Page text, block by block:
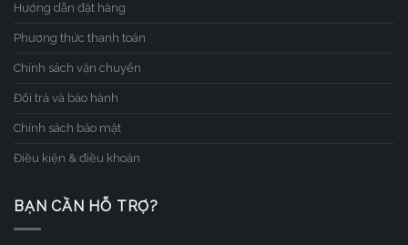
Hướng dẫn đặt hàng
Phương thức thanh toán
Chính sách vận chuyển
Đổi trả và bảo hành
Chính sách bảo mật
Điều kiện & điều khoản
BẠN CẦN HỖ TRỢ?